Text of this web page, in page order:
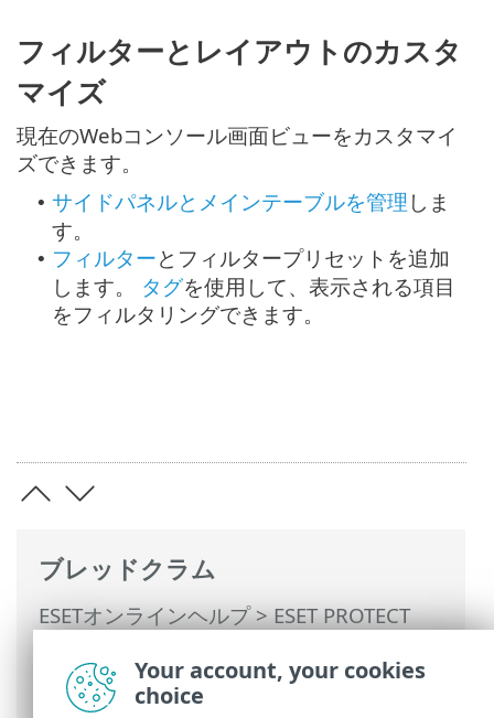
ブレッドクラム
ESETオンラインヘルプ>ESET PROTECT
ESET PROTECT On-Prem メインメニュー
詳細> 動的グループテンプレート
フィルターとレイアウトのカスタ
マイズ
現在のWebコンソール画面ビューをカスタマイ
ズできます。
• サイドパネルとメインテーブルを管理 しま
す。
• フィルターとフィルタープリセットを追加
します。 タグを使用して、表示される項目
をフィルタリングできます。
Your account, your cookies
choice